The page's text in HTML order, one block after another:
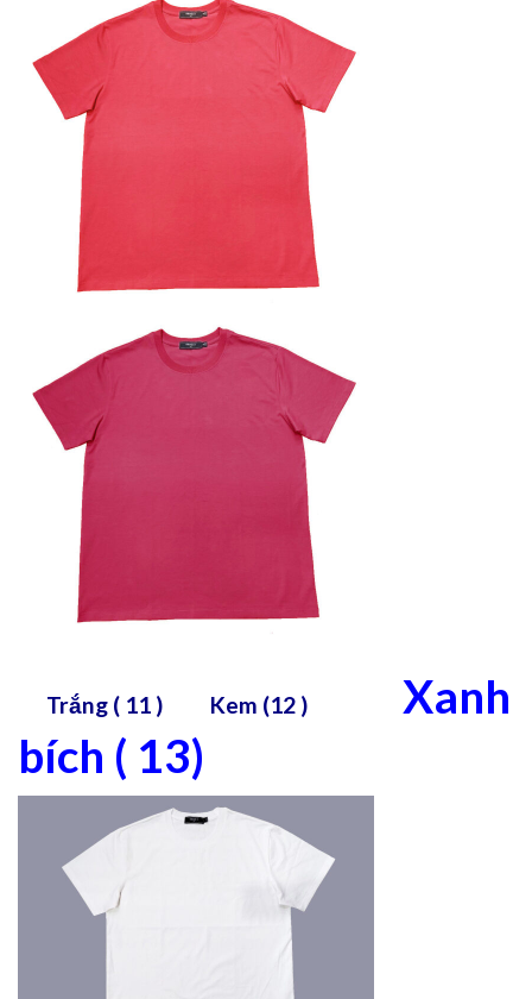
Trắng ( 11 ) Kem (12 )
Xanh
bích ( 13)